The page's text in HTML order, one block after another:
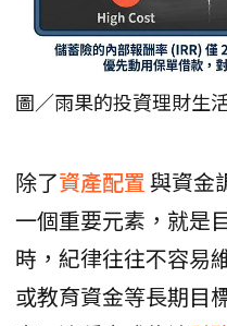
圖／雨果的投資理財生
除了資產配置與資金
一個重要元素，就是
時，紀律往往不容易
或教育資金等長期目